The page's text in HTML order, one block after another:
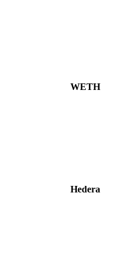
WETH
Hedera